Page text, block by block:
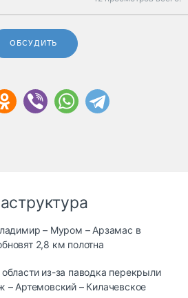
ОБСУДИТЬ
– Муром – Арзамас в
2,8 км полотна
из-за паводка перекрыли
– Артемовский – Килачевское